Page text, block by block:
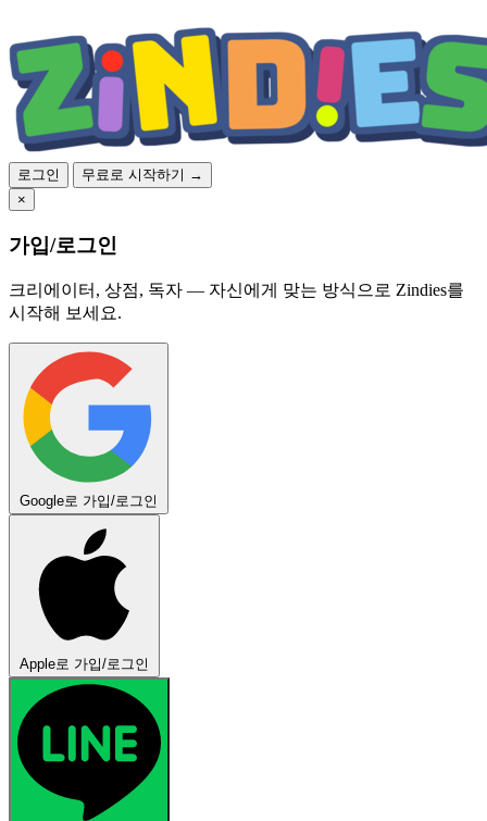
로그인
무료로 시작하기 →
×
가입/로그인
크리에이터, 상점, 독자 — 자신에게 맞는 방식으로 Zindies를
시작해 보세요.
Google로 가입/로그인
Apple로 가입/로그인